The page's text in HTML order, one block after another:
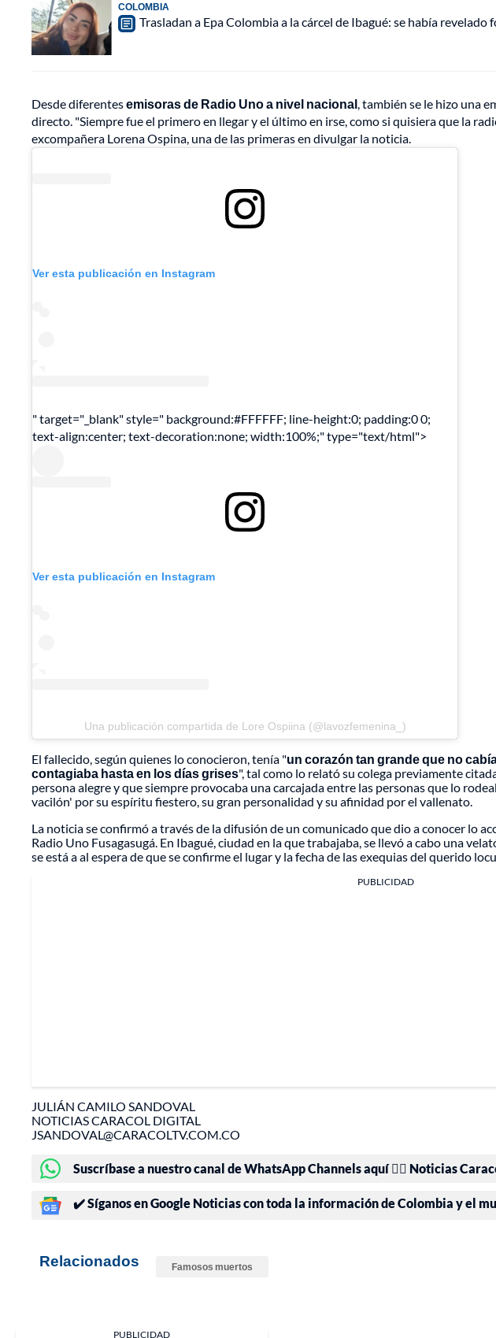
COLOMBIA
Trasladan a Epa Colombia a la cárcel de Ibagué: se había revelado
Desde diferentesemisoras de Radio Uno a nivel nacional, también se le hizo una
directo. "Siempre fue el primero en llegar y el último en irse, como si quisiera que la
excompañera Lorena Ospina, una de las primeras en divulgar la noticia.
Ver esta publicación en Instagram
" target="_blank" style=" background:#FFFFFF; line-height:0; padding:0 0;
text-align:center; text-decoration:none; width:100%;" type="text/html">
Ver esta publicación en Instagram
Una publicación compartida de Lore Ospiina (@lavozfemenina_)
El fallecido, según quienes lo conocieron, tenía "un corazón tan grande que no
contagiaba hasta en los días grises", tal como lo relató su colega previamente
persona alegre y que siempre provocaba una carcajada entre las personas que lo
vacilón' por su espíritu fiestero, su gran personalidad y su afinidad por el vallenato.
La noticia se confirmó a través de la difusión de un comunicado que dio a conocer lo
Radio Uno Fusagasugá. En Ibagué, ciudad en la que trabajaba, se llevó a cabo una
se está a al espera de que se confirme el lugar y la fecha de las exequias del querido
PUBLICIDAD
JULIÁN CAMILO SANDOVAL
NOTICIAS CARACOL DIGITAL
JSANDOVAL@CARACOLTV.COM.CO
Suscríbase a nuestro canal de WhatsApp Channels aquí 👉🏻 Noticias
✔️ Síganos en Google Noticias con toda la información de Colombia y el
Relacionados Famosos muertos
PUBLICIDAD